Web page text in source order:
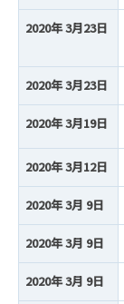
2020年 3月23日
2020年 3月23日
2020年 3月19日
2020年 3月12日
2020年 3月 9日
2020年 3月 9日
2020年 3月 9日